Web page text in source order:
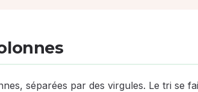
séparées par des virgules. Le tri se